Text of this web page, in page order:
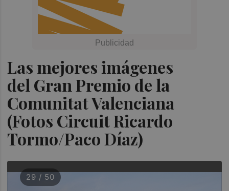
Las mejores imágenes
del Gran Premio de la
Comunitat Valenciana
(Fotos Circuit Ricardo
Tormo/Paco Díaz)
29 / 50